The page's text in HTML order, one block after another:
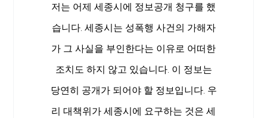
저는 어제 세종시에 정보공개 청구를 했
습니다. 세종시는 성폭행 사건의 가해자
가 그 사실을 부인한다는 이유로 어떠한
조치도 하지 않고 있습니다. 이 정보는
당연히 공개가 되어야 할 정보입니다. 우
리 대책위가 세종시에 요구하는 것은 세